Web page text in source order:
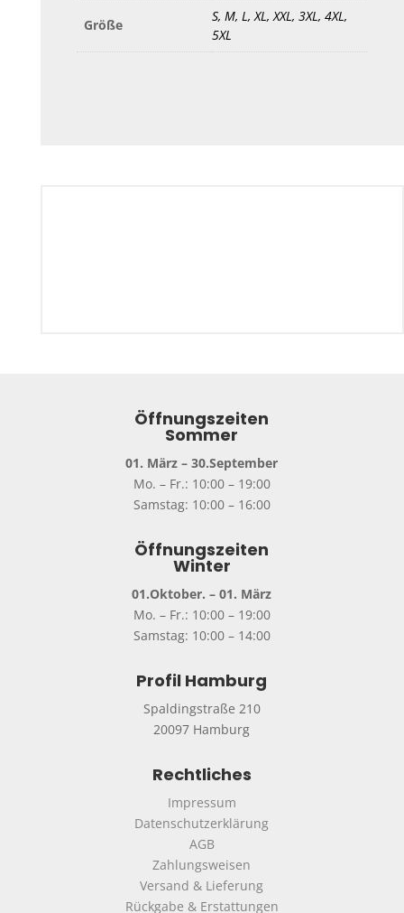
Größe
S, M, L, XL, XXL, 3XL, 4XL,
5XL
Öffnungszeiten
Sommer
01. März – 30.September
Mo. – Fr.: 10:00 – 19:00
Samstag: 10:00 – 16:00
Öffnungszeiten
Winter
01.Oktober. – 01. März
Mo. – Fr.: 10:00 – 19:00
Samstag: 10:00 – 14:00
Profil Hamburg
Spaldingstraße 210
20097 Hamburg
Rechtliches
Impressum
Datenschutzerklärung
AGB
Zahlungsweisen
Versand & Lieferung
Rückgabe & Erstattungen